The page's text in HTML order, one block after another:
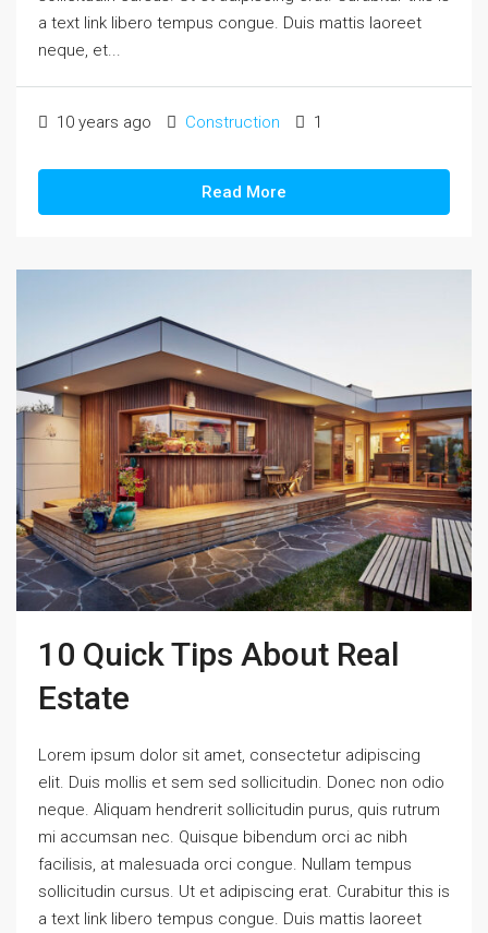
a text link libero tempus congue. Duis mattis laoreet
neque, et...
10 years ago Construction 1
Read More
10 Quick Tips About Real
Estate
Lorem ipsum dolor sit amet, consectetur adipiscing
elit. Duis mollis et sem sed sollicitudin. Donec non odio
neque. Aliquam hendrerit sollicitudin purus, quis rutrum
mi accumsan nec. Quisque bibendum orci ac nibh
facilisis, at malesuada orci congue. Nullam tempus
sollicitudin cursus. Ut et adipiscing erat. Curabitur this is
a text link libero tempus congue. Duis mattis laoreet